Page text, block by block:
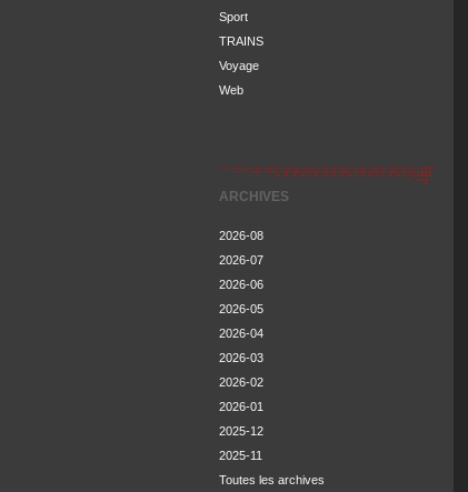
Sport
TRAINS
Voyage
Web
ARCHIVES
2026-08
2026-07
2026-06
2026-05
2026-04
2026-03
2026-02
2026-01
2025-12
2025-11
Toutes les archives